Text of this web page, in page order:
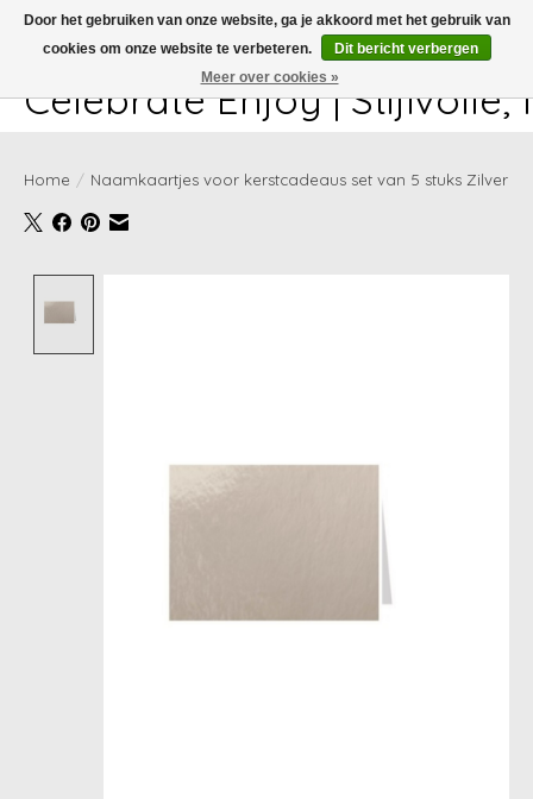
White-glove delivery available at checkout!
Celebrate Enjoy |
Home / Naamkaartjes voor kerstcadeaus set van 5 stuks Zilver
Door het gebruiken van onze website, ga je akkoord met het gebruik van
cookies om onze website te verbeteren.
Dit bericht verbergen
Meer over cookies »